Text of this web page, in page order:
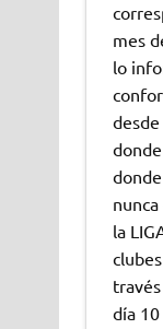
mes
lo
desde
la
día